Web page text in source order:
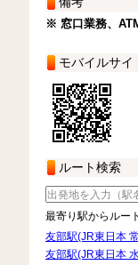
※ 窓口業務、
モバイルサイ
ルート検索
最寄り駅からルー
友部駅(JR東日本
友部駅(JR東日本